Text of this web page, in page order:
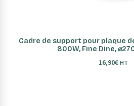
AJOUTER AU
Cadre de support pour plaque
800W, Fine Dine,
16,90€HT